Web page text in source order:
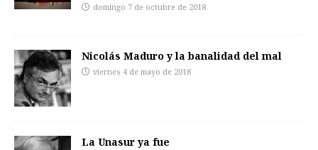
domingo 7 de octubre de 2018
Nicolás Maduro y la banalidad del mal
viernes 4 de mayo de 2018
La Unasur ya fue